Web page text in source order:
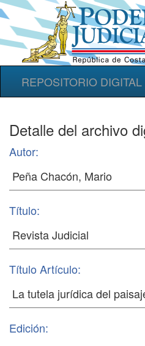
REPOSITORIO
Detalle del archivo
Autor:
Título:
Título Artículo:
Edición: